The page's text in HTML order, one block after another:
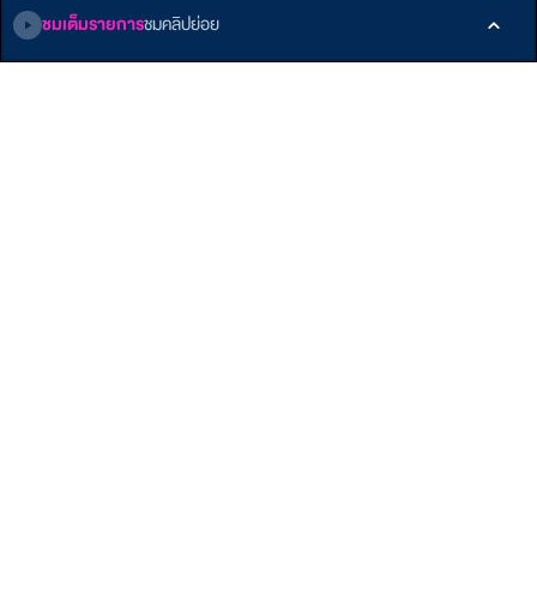
ชมเต็มรายการชมคลิปย่อยPAT 2 ความถนัดทางวิทยาศาสตร์ : กรด-เบส
30 มี.ค. 65 • 13.40 น.